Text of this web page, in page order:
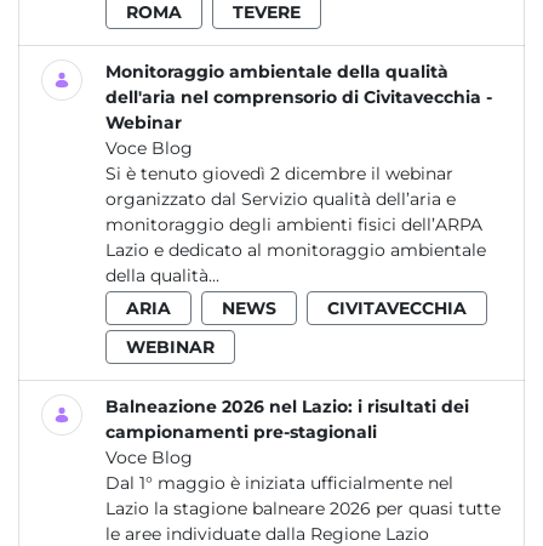
ROMA
TEVERE
Monitoraggio ambientale della qualità
dell'aria nel comprensorio di Civitavecchia -
Webinar
Voce Blog
Si è tenuto giovedì 2 dicembre il webinar
organizzato dal Servizio qualità dell’aria e
monitoraggio degli ambienti fisici dell’ARPA
Lazio e dedicato al monitoraggio ambientale
della qualità...
ARIA
NEWS
CIVITAVECCHIA
WEBINAR
Balneazione 2026 nel Lazio: i risultati dei
campionamenti pre-stagionali
Voce Blog
Dal 1° maggio è iniziata ufficialmente nel
Lazio la stagione balneare 2026 per quasi tutte
le aree individuate dalla Regione Lazio